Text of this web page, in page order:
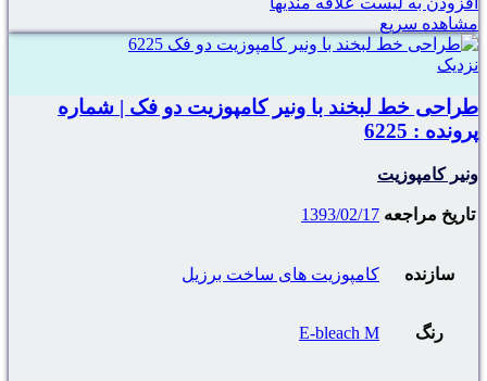
مشاهده سریع
نزدیک
طراحی خط لبخند با ونیر کامپوزیت دو فک | شماره
پرونده : 6225
ونیر کامپوزیت
تاریخ مراجعه 1393/02/17
سازنده کامپوزیت های ساخت برزیل
رنگ E-bleach M